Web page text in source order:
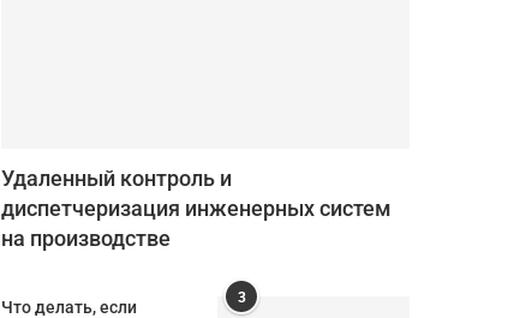
Удаленный контроль и
диспетчеризация инженерных систем
на производстве
Что делать, если
3